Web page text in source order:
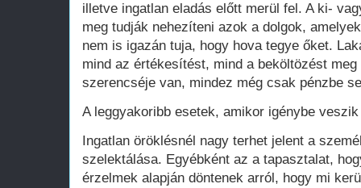
illetve ingatlan eladás előtt merül fel. A ki-
meg tudják nehezíteni azok a dolgok,
nem is igazán tuja, hogy hova tegye őket.
mind az értékesítést, mind a beköltözést
szerencséje van, mindez még csak pénzbe
A leggyakoribb esetek, amikor igénybe
Ingatlan öröklésnél nagy terhet jelent a
szelektálása. Egyébként az a tapasztalat,
érzelmek alapján döntenek arról, hogy mi